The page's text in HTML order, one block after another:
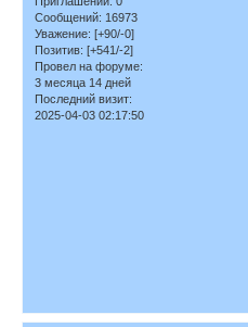
Сообщений: 16973
Уважение: [+90/-0]
Позитив: [+541/-2]
Провел на форуме:
3 месяца 14 дней
Последний визит:
2025-04-03 02:17:50